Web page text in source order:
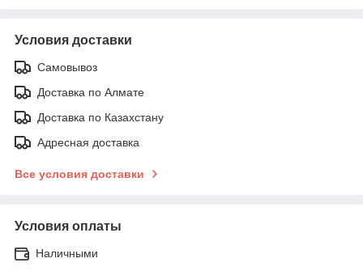
Условия доставки
Самовывоз
Доставка по Алмате
Доставка по Казахстану
Адресная доставка
Все условия доставки
Условия оплаты
Наличными